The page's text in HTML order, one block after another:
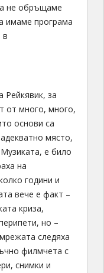
не обръщаме
имаме програма
в
Рейкявик, за
от много, много,
основи са
място,
е било
на
години и
вече е факт –
криза,
но –
следяха
филмчета с
снимки и